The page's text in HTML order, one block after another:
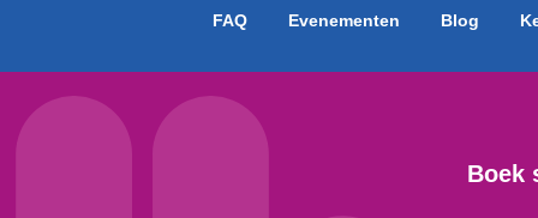
FAQ Evenementen Blog
Boek